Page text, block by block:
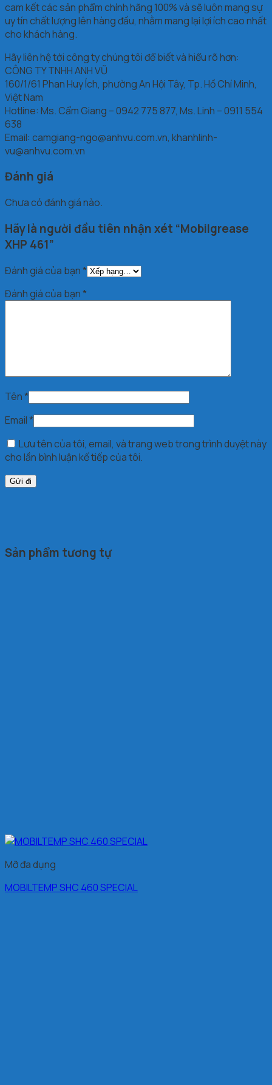
cam kết các sản phẩm chính hãng 100% và sẽ luôn mang sự
uy tín chất lượng lên hàng đầu, nhằm mang lại lợi ích cao nhất
cho khách hàng.
Hãy liên hệ tới công ty chúng tôi để biết và hiểu rõ hơn:
CÔNG TY TNHH ANH VŨ
160/1/61 Phan Huy Ích, phường An Hội Tây, Tp. Hồ Chí Minh,
Việt Nam
Hotline: Ms. Cẩm Giang – 0942 775 877, Ms. Linh – 0911 554
638
Email: camgiang-ngo@anhvu.com.vn, khanhlinh-
vu@anhvu.com.vn
Đánh giá
Chưa có đánh giá nào.
Hãy là người đầu tiên nhận xét “Mobilgrease
XHP 461”
Đánh giá của bạn*
Đánh giá của bạn*
Tên*
Email*
Lưu tên của tôi, email, và trang web trong trình duyệt này
cho lần bình luận kế tiếp của tôi.
Sản phẩm tương tự
Mỡ đa dụng
MOBILTEMP SHC 460 SPECIAL